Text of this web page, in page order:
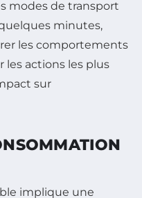
modes de transport
minutes,
les comportements
les actions les plus
sur
implique une